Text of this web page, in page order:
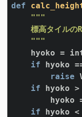
def
"""
標高タイルの
    """
hyoko =
if hyoko
raise
if hyoko >
hyoko
if hyoko <